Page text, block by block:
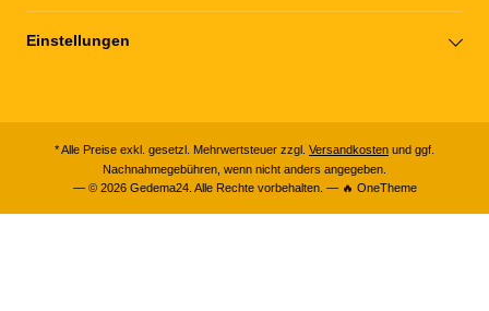
Einstellungen
* Alle Preise exkl. gesetzl. Mehrwertsteuer zzgl. Versandkosten und ggf.
Nachnahmegebühren, wenn nicht anders angegeben.
— © 2026 Gedema24. Alle Rechte vorbehalten. — 🔥 OneTheme